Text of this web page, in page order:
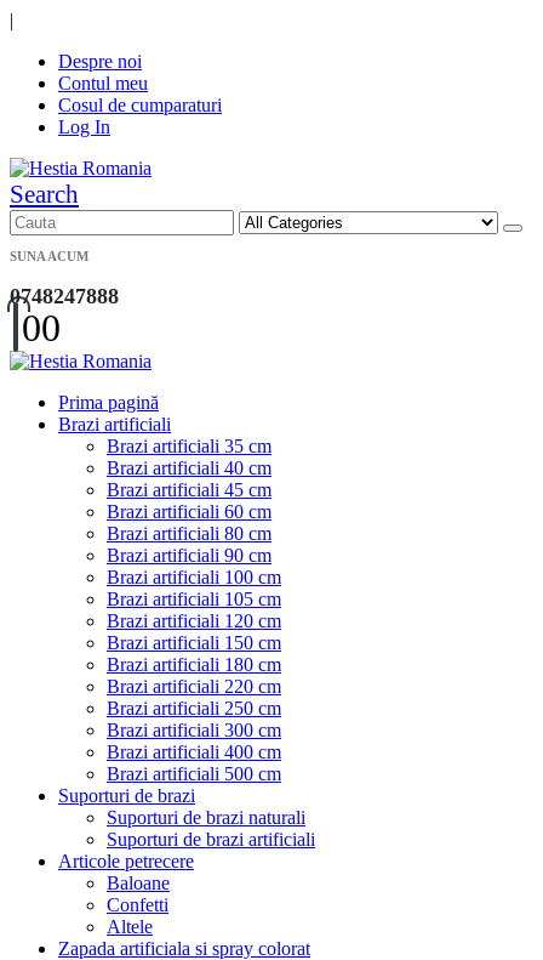
|
Despre noi
Contul meu
Cosul de cumparaturi
Log In
Search
SUNA ACUM
0748247888
00
Prima pagină
Brazi artificiali
Brazi artificiali 35 cm
Brazi artificiali 40 cm
Brazi artificiali 45 cm
Brazi artificiali 60 cm
Brazi artificiali 80 cm
Brazi artificiali 90 cm
Brazi artificiali 100 cm
Brazi artificiali 105 cm
Brazi artificiali 120 cm
Brazi artificiali 150 cm
Brazi artificiali 180 cm
Brazi artificiali 220 cm
Brazi artificiali 250 cm
Brazi artificiali 300 cm
Brazi artificiali 400 cm
Brazi artificiali 500 cm
Suporturi de brazi
Suporturi de brazi naturali
Suporturi de brazi artificiali
Articole petrecere
Baloane
Confetti
Altele
Zapada artificiala si spray colorat